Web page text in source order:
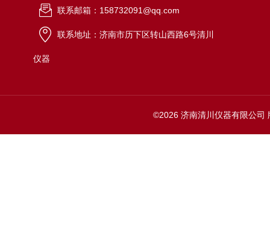
联系邮箱：158732091@qq.com
联系地址：济南市历下区转山西路6号清川
仪器
©2026 济南清川仪器有限公